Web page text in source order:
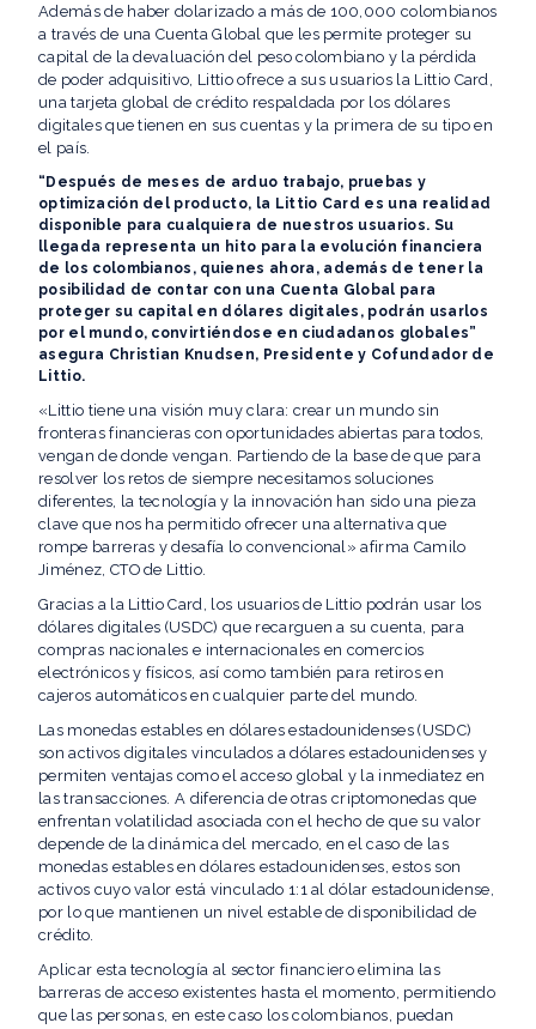
Además de haber dolarizado a más de 100,000 colombianos
a través de una Cuenta Global que les permite proteger su
capital de la devaluación del peso colombiano y la pérdida
de poder adquisitivo, Littio ofrece a sus usuarios la Littio Card,
una tarjeta global de crédito respaldada por los dólares
digitales que tienen en sus cuentas y la primera de su tipo en
el país.
“Después de meses de arduo trabajo, pruebas y
optimización del producto, la Littio Card es una realidad
disponible para cualquiera de nuestros usuarios. Su
llegada representa un hito para la evolución financiera
de los colombianos, quienes ahora, además de tener la
posibilidad de contar con una Cuenta Global para
proteger su capital en dólares digitales, podrán usarlos
por el mundo, convirtiéndose en ciudadanos globales”
asegura Christian Knudsen, Presidente y Cofundador de
Littio.
«Littio tiene una visión muy clara: crear un mundo sin
fronteras financieras con oportunidades abiertas para todos,
vengan de donde vengan. Partiendo de la base de que para
resolver los retos de siempre necesitamos soluciones
diferentes, la tecnología y la innovación han sido una pieza
clave que nos ha permitido ofrecer una alternativa que
rompe barreras y desafía lo convencional» afirma Camilo
Jiménez, CTO de Littio.
Gracias a la Littio Card, los usuarios de Littio podrán usar los
dólares digitales (USDC) que recarguen a su cuenta, para
compras nacionales e internacionales en comercios
electrónicos y físicos, así como también para retiros en
cajeros automáticos en cualquier parte del mundo.
Las monedas estables en dólares estadounidenses (USDC)
son activos digitales vinculados a dólares estadounidenses y
permiten ventajas como el acceso global y la inmediatez en
las transacciones. A diferencia de otras criptomonedas que
enfrentan volatilidad asociada con el hecho de que su valor
depende de la dinámica del mercado, en el caso de las
monedas estables en dólares estadounidenses, estos son
activos cuyo valor está vinculado 1:1 al dólar estadounidense,
por lo que mantienen un nivel estable de disponibilidad de
crédito.
Aplicar esta tecnología al sector financiero elimina las
barreras de acceso existentes hasta el momento, permitiendo
que las personas, en este caso los colombianos, puedan